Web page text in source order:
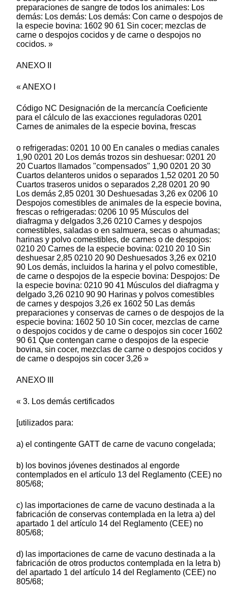
preparaciones de sangre de todos los animales: Los
demás: Los demás: Los demás: Con carne o despojos de
la especie bovina: 1602 90 61 Sin cocer; mezclas de
carne o despojos cocidos y de carne o despojos no
cocidos. »
ANEXO II
« ANEXO I
Código NC Designación de la mercancía Coeficiente
para el cálculo de las exacciones reguladoras 0201
Carnes de animales de la especie bovina, frescas
o refrigeradas: 0201 10 00 En canales o medias canales
1,90 0201 20 Los demás trozos sin deshuesar: 0201 20
20 Cuartos llamados "compensados" 1,90 0201 20 30
Cuartos delanteros unidos o separados 1,52 0201 20 50
Cuartos traseros unidos o separados 2,28 0201 20 90
Los demás 2,85 0201 30 Deshuesadas 3,26 ex 0206 10
Despojos comestibles de animales de la especie bovina,
frescas o refrigeradas: 0206 10 95 Músculos del
diafragma y delgados 3,26 0210 Carnes y despojos
comestibles, saladas o en salmuera, secas o ahumadas;
harinas y polvo comestibles, de carnes o de despojos:
0210 20 Carnes de la especie bovina: 0210 20 10 Sin
deshuesar 2,85 0210 20 90 Deshuesados 3,26 ex 0210
90 Los demás, incluidos la harina y el polvo comestible,
de carne o despojos de la especie bovina: Despojos: De
la especie bovina: 0210 90 41 Músculos del diafragma y
delgado 3,26 0210 90 90 Harinas y polvos comestibles
de carnes y despojos 3,26 ex 1602 50 Las demás
preparaciones y conservas de carnes o de despojos de la
especie bovina: 1602 50 10 Sin cocer, mezclas de carne
o despojos cocidos y de carne o despojos sin cocer 1602
90 61 Que contengan carne o despojos de la especie
bovina, sin cocer, mezclas de carne o despojos cocidos y
de carne o despojos sin cocer 3,26 »
ANEXO III
« 3. Los demás certificados
[utilizados para:
a) el contingente GATT de carne de vacuno congelada;
b) los bovinos jóvenes destinados al engorde
contemplados en el artículo 13 del Reglamento (CEE) no
805/68;
c) las importaciones de carne de vacuno destinada a la
fabricación de conservas contemplada en la letra a) del
apartado 1 del artículo 14 del Reglamento (CEE) no
805/68;
d) las importaciones de carne de vacuno destinada a la
fabricación de otros productos contemplada en la letra b)
del apartado 1 del artículo 14 del Reglamento (CEE) no
805/68;